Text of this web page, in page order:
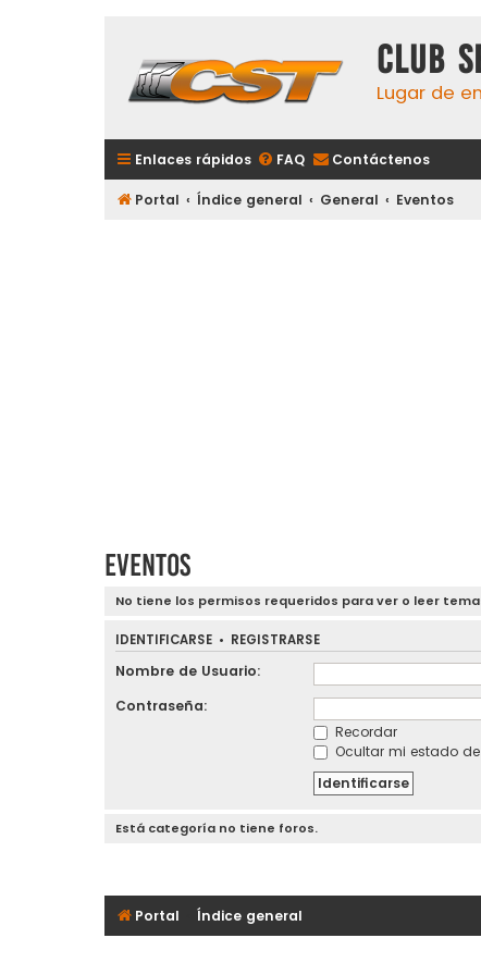
Club
Lugar de
Enlaces rápidos FAQ Contáctenos
Portal Índice general General Eventos
Eventos
No tiene los permisos requeridos para ver o leer
IDENTIFICARSE • REGISTRARSE
Nombre de Usuario:
Contraseña:
Recordar
Ocultar mi estado
Está categoría no tiene foros.
Portal Índice general